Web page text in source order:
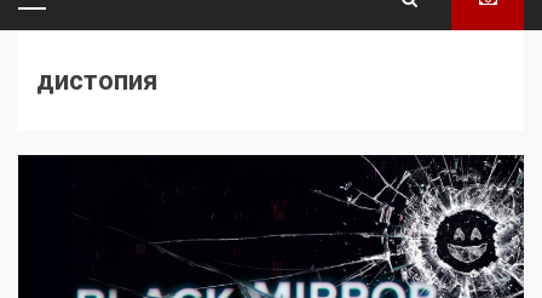
Primary
дистопия